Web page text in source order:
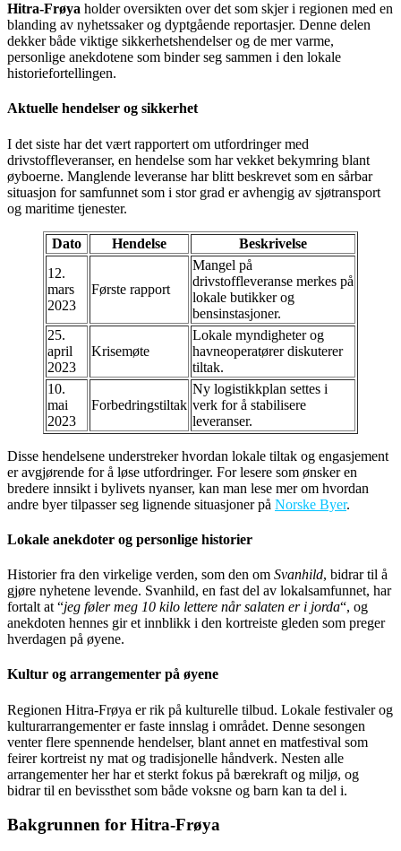
Hitra-Frøya holder oversikten over det som skjer i regionen med en
blanding av nyhetssaker og dyptgående reportasjer. Denne delen
dekker både viktige sikkerhetshendelser og de mer varme,
personlige anekdotene som binder seg sammen i den lokale
historiefortellingen.
Aktuelle hendelser og sikkerhet
I det siste har det vært rapportert om utfordringer med
drivstoffleveranser, en hendelse som har vekket bekymring blant
øyboerne. Manglende leveranse har blitt beskrevet som en sårbar
situasjon for samfunnet som i stor grad er avhengig av sjøtransport
og maritime tjenester.
Dato Hendelse
Beskrivelse
12.
mars
2023
Første rapport
Mangel på
drivstoffleveranse merkes på
lokale butikker og
bensinstasjoner.
25.
april
2023
Krisemøte
Lokale myndigheter og
havneoperatører diskuterer
tiltak.
10.
mai
2023
Forbedringstiltak
Ny logistikkplan settes i
verk for å stabilisere
leveranser.
Disse hendelsene understreker hvordan lokale tiltak og engasjement
er avgjørende for å løse utfordringer. For lesere som ønsker en
bredere innsikt i bylivets nyanser, kan man lese mer om hvordan
andre byer tilpasser seg lignende situasjoner på Norske Byer.
Lokale anekdoter og personlige historier
Historier fra den virkelige verden, som den om Svanhild, bidrar til å
gjøre nyhetene levende. Svanhild, en fast del av lokalsamfunnet, har
fortalt at “jeg føler meg 10 kilo lettere når salaten er i jorda“, og
anekdoten hennes gir et innblikk i den kortreiste gleden som preger
hverdagen på øyene.
Kultur og arrangementer på øyene
Regionen Hitra-Frøya er rik på kulturelle tilbud. Lokale festivaler og
kulturarrangementer er faste innslag i området. Denne sesongen
venter flere spennende hendelser, blant annet en matfestival som
feirer kortreist ny mat og tradisjonelle håndverk. Nesten alle
arrangementer her har et sterkt fokus på bærekraft og miljø, og
bidrar til en bevissthet som både voksne og barn kan ta del i.
Bakgrunnen for Hitra-Frøya